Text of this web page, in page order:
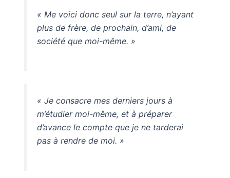
« Me voici donc seul sur la terre, n’ayant
plus de frère, de prochain, d’ami, de
société que moi-même. »
« Je consacre mes derniers jours à
m’étudier moi-même, et à préparer
d’avance le compte que je ne tarderai
pas à rendre de moi. »